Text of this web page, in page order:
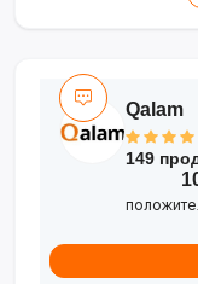
клетку,
маркера
дневника
Qalam
149